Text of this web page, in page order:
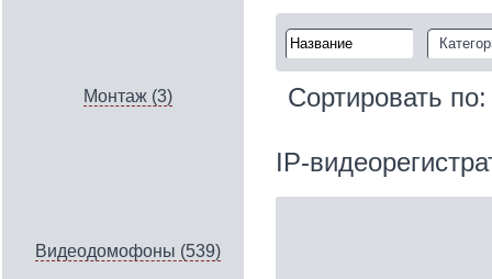
Монтаж (3)
Видеодомофоны (539)
Сортировать